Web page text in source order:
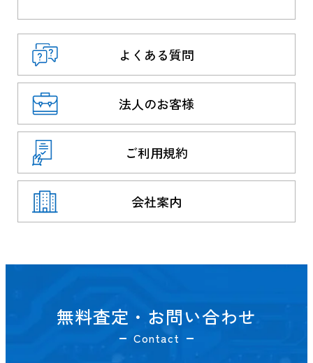
よくある質問
法人のお客様
ご利用規約
会社案内
無料査定・お問い合わせ
Contact